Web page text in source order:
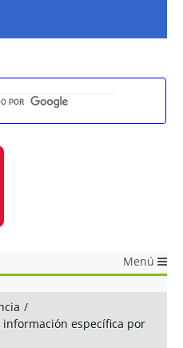
Menú
/
específica por